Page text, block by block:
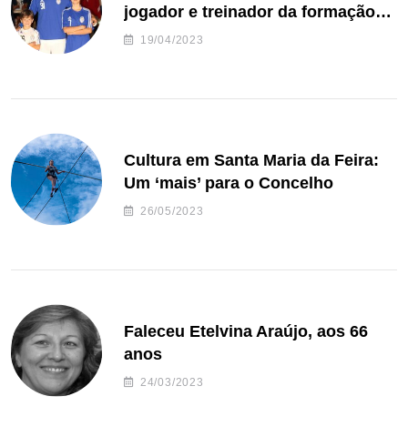
jogador e treinador da formação
de andebol do Feirense
19/04/2023
Cultura em Santa Maria da Feira:
Um ‘mais’ para o Concelho
26/05/2023
Faleceu Etelvina Araújo, aos 66
anos
24/03/2023